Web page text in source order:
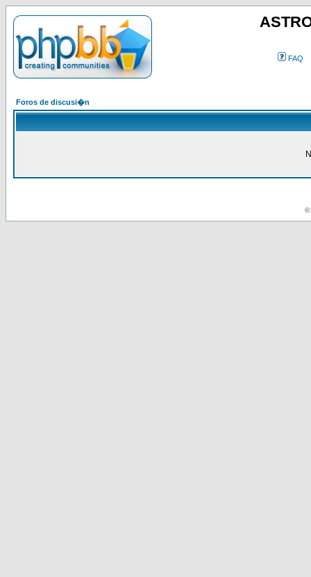
FAQ
Foros de discusi�n
©